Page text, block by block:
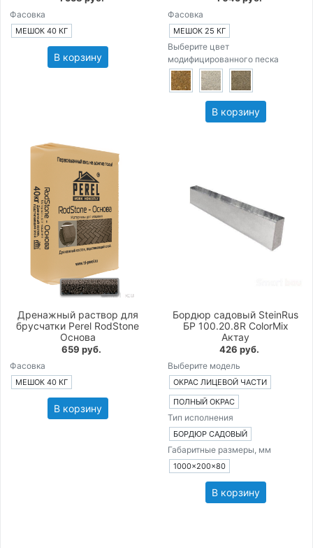
Фасовка
МЕШОК 40 КГ
В корзину
Фасовка
МЕШОК 25 КГ
Выберите цвет
модифицированного песка
В корзину
Дренажный раствор для
брусчатки Perel RodStone
Основа
659 руб.
Фасовка
МЕШОК 40 КГ
В корзину
Бордюр садовый SteinRus
БР 100.20.8R ColorMix
Актау
426 руб.
Выберите модель
ОКРАС ЛИЦЕВОЙ ЧАСТИ
ПОЛНЫЙ ОКРАС
Тип исполнения
БОРДЮР САДОВЫЙ
Габаритные размеры, мм
1000×200×80
В корзину